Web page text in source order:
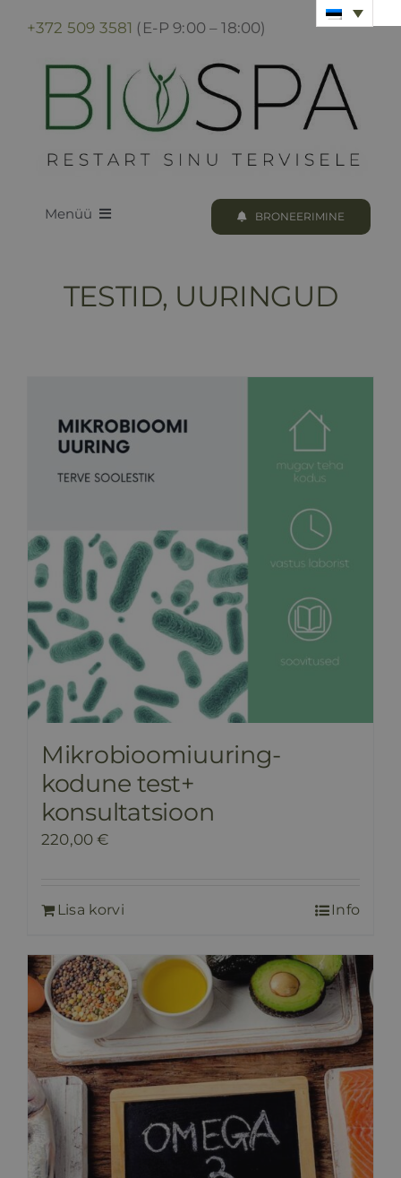
content
+372 509 3581 (E-P 9:00 – 18:00)
Menüü
HINNAKIRI
E-POOD
KKK
KONTAKT
BRONEERIMINE
TESTID, UURINGUD
Mikrobioomiuuring-
kodune test+
konsultatsioon
220,00€
Lisa korvi Info